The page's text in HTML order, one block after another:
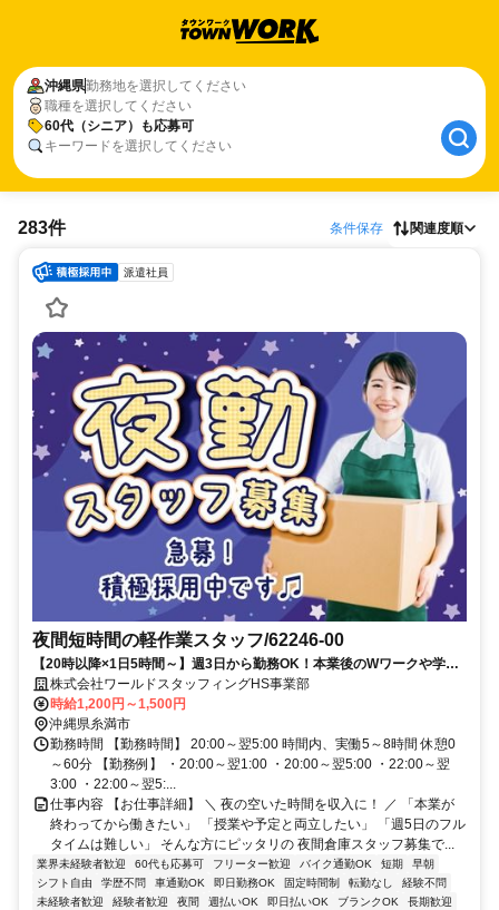
沖縄県勤務地を選択してください
職種を選択してください
60代（シニア）も応募可
キーワードを選択してください
283件 条件保存 関連度順
派遣社員
夜間短時間の軽作業スタッフ/62246-00
【20時以降×1日5時間～】週3日から勤務OK！本業後のWワークや学校
との両立にも◎配送先を確認して荷物を分ける夜間仕分けスタッフ
株式会社ワールドスタッフィングHS事業部
時給1,200円～1,500円
沖縄県糸満市
勤務時間 【勤務時間】 20:00～翌5:00 時間内、実働5～8時間 休憩0
～60分 【勤務例】 ・20:00～翌1:00 ・20:00～翌5:00 ・22:00～翌
3:00 ・22:00～翌5:...
仕事内容 【お仕事詳細】 ＼ 夜の空いた時間を収入に！ ／ 「本業が
終わってから働きたい」 「授業や予定と両立したい」 「週5日のフル
タイムは難しい」 そんな方にピッタリの 夜間倉庫スタッフ募集で...
業界未経験者歓迎 60代も応募可 フリーター歓迎 バイク通勤OK 短期
早朝
シフト自由
学歴不問 車通勤OK 即日勤務OK 固定時間制 転勤なし
経験不問
未経験者歓迎
経験者歓迎 夜間 週払いOK 即日払いOK ブランクOK 長期歓迎